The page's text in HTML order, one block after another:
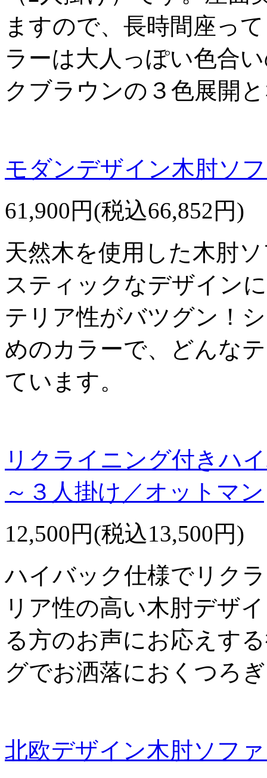
ますので、長時間座っ
ラーは大人っぽい色合
クブラウンの３色展開
モダンデザイン木肘ソ
61,900円(税込66,852円)
天然木を使用した木肘
スティックなデザイン
テリア性がバツグン！
めのカラーで、どんな
ています。
リクライニング付きハ
～３人掛け／オットマン
12,500円(税込13,500円)
ハイバック仕様でリク
リア性の高い木肘デザ
る方のお声にお応えす
グでお洒落におくつろ
北欧デザイン木肘ソフ